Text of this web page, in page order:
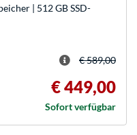
| 512 GB SSD-
€ 589,00
€ 449,00
Sofort verfügbar